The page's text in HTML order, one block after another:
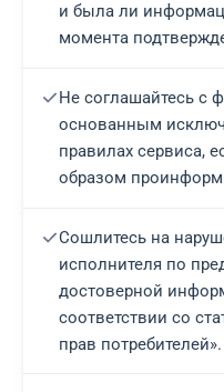
и была ли
момента
Не соглашайтесь с
основанным
правилах сервиса,
образом
Сошлитесь на
исполнителя по
достоверной
соответствии со
прав потребителей».